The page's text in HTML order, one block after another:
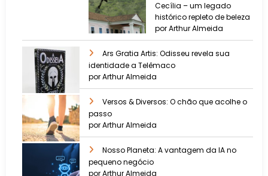
Cecília – um legado
histórico repleto de beleza
por Arthur Almeida
Ars Gratia Artis: Odisseu revela sua
identidade a Telêmaco
por Arthur Almeida
Versos & Diversos: O chão que acolhe o
passo
por Arthur Almeida
Nosso Planeta: A vantagem da IA no
pequeno negócio
por Arthur Almeida